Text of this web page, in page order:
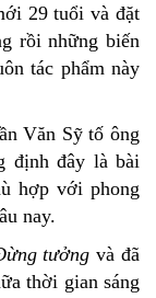
29 tuổi và đặt
rồi những biến
tác phẩm này
Văn Sỹ tố ông
định đây là bài
hợp với phong
nay.
tưởng và đã
thời gian sáng